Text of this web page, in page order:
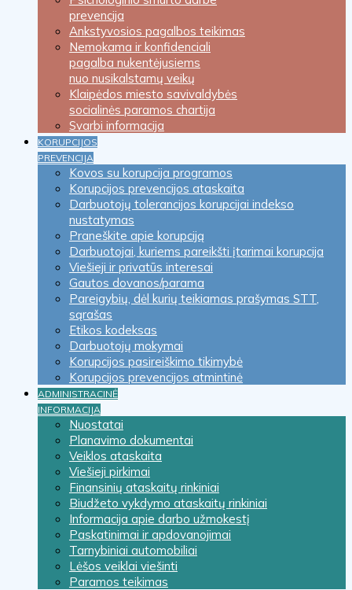
prevencija
Ankstyvosios pagalbos teikimas
Nemokama ir konfidenciali
pagalba nukentėjusiems
nuo nusikalstamų veikų
Klaipėdos miesto savivaldybės
socialinės paramos chartija
Svarbi informacija
KORUPCIJOS
PREVENCIJA
Kovos su korupcija programos
Korupcijos prevencijos ataskaita
Darbuotojų tolerancijos korupcijai indekso
nustatymas
Praneškite apie korupciją
Darbuotojai, kuriems pareikšti įtarimai korupcija
Viešieji ir privatūs interesai
Gautos dovanos/parama
Pareigybių, dėl kurių teikiamas prašymas STT,
sąrašas
Etikos kodeksas
Darbuotojų mokymai
Korupcijos pasireiškimo tikimybė
Korupcijos prevencijos atmintinė
ADMINISTRACINĖ
INFORMACIJA
Nuostatai
Planavimo dokumentai
Veiklos ataskaita
Viešieji pirkimai
Finansinių ataskaitų rinkiniai
Biudžeto vykdymo ataskaitų rinkiniai
Informacija apie darbo užmokestį
Paskatinimai ir apdovanojimai
Tarnybiniai automobiliai
Lėšos veiklai viešinti
Paramos teikimas